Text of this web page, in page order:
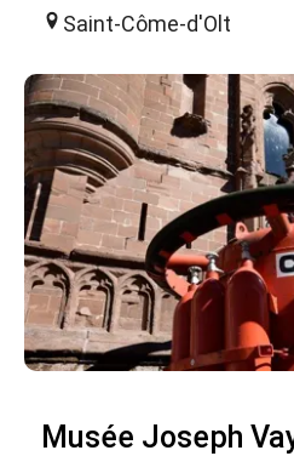
Saint-Côme-d'Olt
Musée Joseph